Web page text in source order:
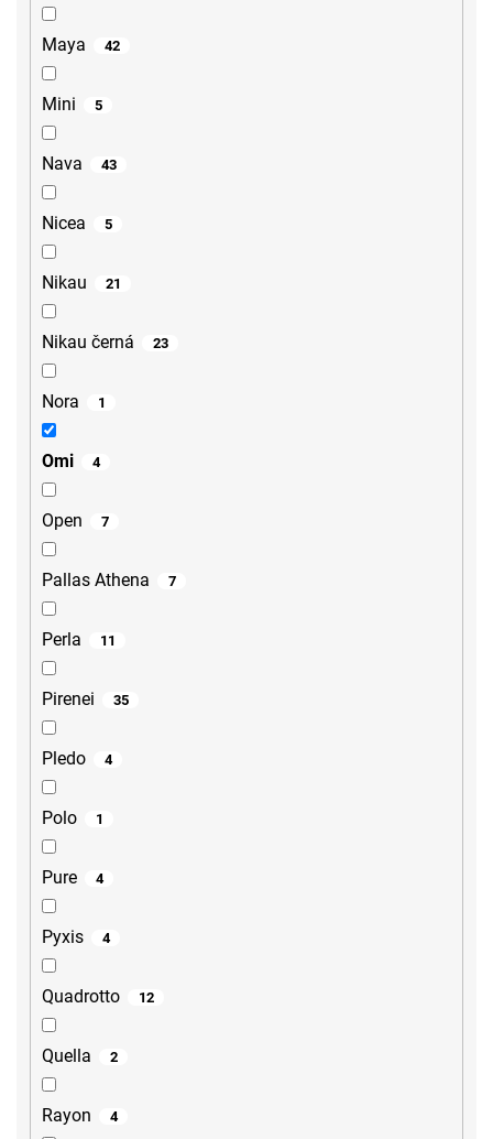
Maya 42
Mini 5
Nava 43
Nicea 5
Nikau 21
Nikau černá 23
Nora 1
Omi 4
Open 7
Pallas Athena 7
Perla 11
Pirenei 35
Pledo 4
Polo 1
Pure 4
Pyxis 4
Quadrotto 12
Quella 2
Rayon 4